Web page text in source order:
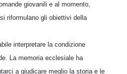
giovanili e al momento,
riformulano gli obiettivi della
interpretare la condizione
La memoria ecclesiale ha
a giudicare meglio la storia e le